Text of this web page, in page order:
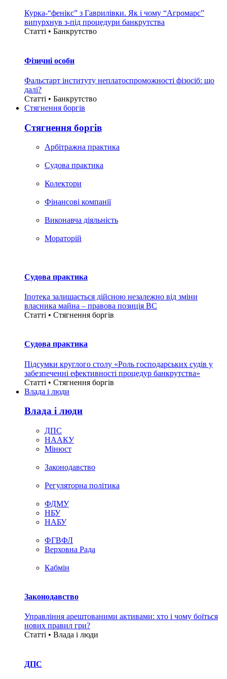
Курка-“фенікс” з Гаврилівки. Як і чому “Агромарс”
випурхнув з-під процедури банкрутства
Статті • Банкрутство
Фізичні особи
Фальстарт інституту неплатоспроможності фізосіб: що
далі?
Статті • Банкрутство
Стягнення боргiв
Стягнення боргiв
Арбітражна практика
Судова практика
Колектори
Фінансові компанії
Виконавча діяльність
Мораторій
Судова практика
Іпотека залишається дійсною незалежно від зміни
власника майна – правова позиція ВС
Статті • Стягнення боргiв
Судова практика
Підсумки круглого столу «Роль господарських судів у
забезпеченні ефективності процедур банкрутства»
Статті • Стягнення боргiв
Влада i люди
Влада i люди
ДПС
НААКУ
Мінюст
Законодавство
Регуляторна політика
ФДМУ
НБУ
НАБУ
ФГВФЛ
Верховна Рада
Кабмін
Законодавство
Управління арештованими активами: хто і чому боїться
нових правил гри?
Статті • Влада i люди
ДПС